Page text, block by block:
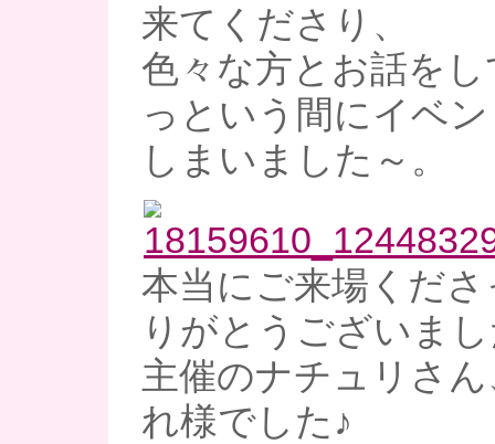
来てくださり、
色々な方とお話を
っという間にイベ
しまいました～。
本当にご来場くだ
りがとうございま
主催のナチュリさ
れ様でした♪